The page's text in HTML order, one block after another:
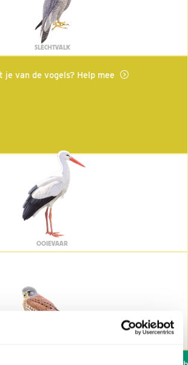
SLECHTVALK
je van de vogels? Help mee
OOIEVAAR